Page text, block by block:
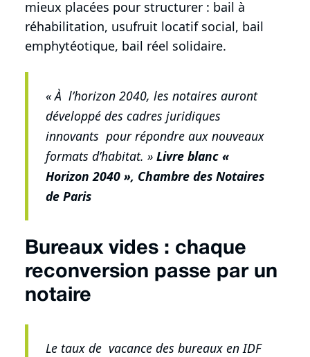
mieux placées pour structurer : bail à
réhabilitation, usufruit locatif social, bail
emphytéotique, bail réel solidaire.
« À l’horizon 2040, les notaires auront
développé des cadres juridiques
innovants pour répondre aux nouveaux
formats d’habitat. » Livre blanc «
Horizon 2040 », Chambre des Notaires
de Paris
Bureaux vides : chaque
reconversion passe par un
notaire
Le taux de vacance des bureaux en IDF